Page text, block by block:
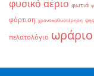
φυσικό αέριο φωτιά
φόρτιση χρονοκαθυστέρηση
πελατολόγιο ωράριο